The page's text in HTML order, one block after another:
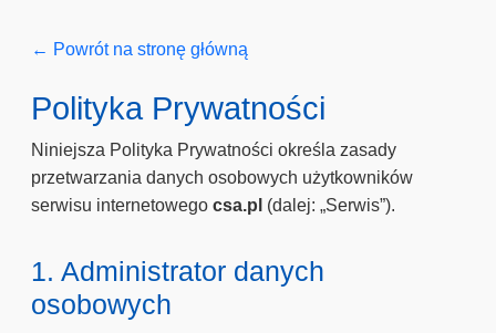
← Powrót na stronę główną
Polityka Prywatności
Niniejsza Polityka Prywatności określa zasady
przetwarzania danych osobowych użytkowników
serwisu internetowego csa.pl (dalej: „Serwis”).
1. Administrator danych
osobowych